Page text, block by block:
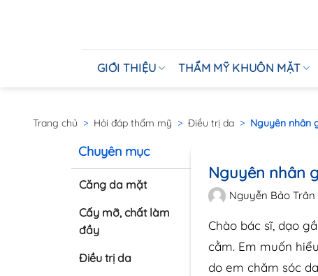
GIỚI THIỆU THẨM MỸ KHUÔN MẶT
Trang chủ > Hỏi đáp thẩm mỹ > Điều trị da > Nguyên nhân
Chuyên mục
Căng da mặt
Cấy mỡ, chất làm
đầy
Điều trị da
Nguyên nhân
Nguyễn Bảo Trân
Chào bác sĩ, dạo
cằm. Em muốn
do em chăm sóc